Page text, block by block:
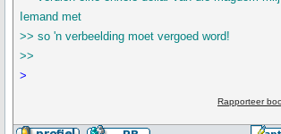
Iemand met
>> so 'n verbeelding moet vergoed word!
>>
>
Rapporteer